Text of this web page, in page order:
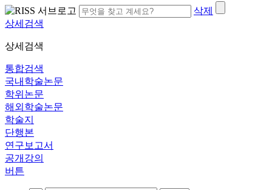
삭제
상세검색
상세검색
통합검색
국내학술논문
학위논문
해외학술논문
학술지
단행본
연구보고서
공개강의
버튼